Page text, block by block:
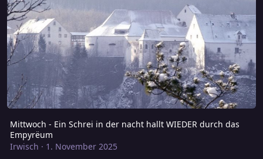
Mittwoch - Ein Schrei in der nacht hallt WIEDER durch das
Empyrëum
Irwisch · 1. November 2025